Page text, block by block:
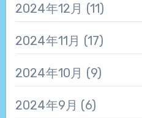
2024年12月 (11)
2024年11月 (17)
2024年10月 (9)
2024年9月 (6)